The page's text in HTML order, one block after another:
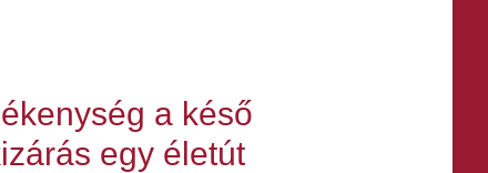
a késő
egy életút